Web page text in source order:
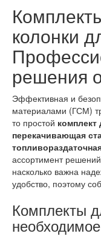
колонки
решения
Эффективная и
материалами (ГСМ)
то простой комплект
перекачивающая
ассортимент
насколько важна
удобство, поэтому
Комплекты